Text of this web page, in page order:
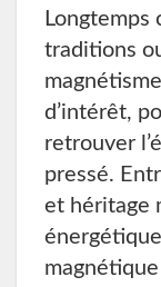
Longtemps
traditions
d’intérêt,
retrouver
pressé.
et héritage